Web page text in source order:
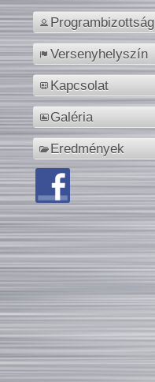
Programbizottság
Versenyhelyszín
Kapcsolat
Galéria
Eredmények